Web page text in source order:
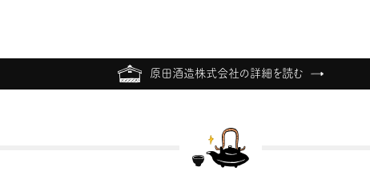
原田酒造株式会社の詳細を読む